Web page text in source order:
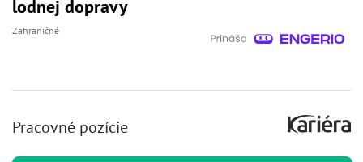
lodnej dopravy
Zahraničné
Pracovné pozície